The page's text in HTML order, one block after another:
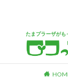
たまプラーザがも